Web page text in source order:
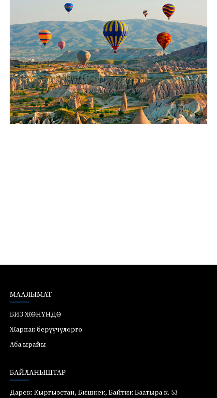
МААЛЫМАТ
БИЗ ЖӨНҮНДӨ
Жарнак берүүчүлөргө
Аба ырайы
БАЙЛАНЫШТАР
Дарек: Кыргызстан, Бишкек, Байтик Баатыра к. 53